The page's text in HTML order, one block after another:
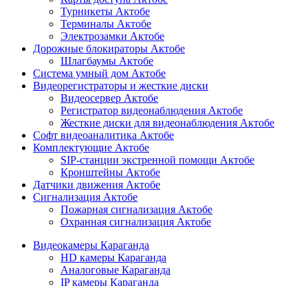
Турникеты Актобе
Терминалы Актобе
Электрозамки Актобе
Дорожные блокираторы Актобе
Шлагбаумы Актобе
Система умный дом Актобе
Видеорегистраторы и жесткие диски
Видеосервер Актобе
Регистратор видеонаблюдения Актобе
Жесткие диски для видеонаблюдения Актобе
Софт видеоаналитика Актобе
Комплектующие Актобе
SIP-станции экстренной помощи Актобе
Кронштейны Актобе
Датчики движения Актобе
Сигнализация Актобе
Пожарная сигнализация Актобе
Охранная сигнализация Актобе
Видеокамеры Караганда
HD камеры Караганда
Аналоговые Караганда
IP камеры Караганда